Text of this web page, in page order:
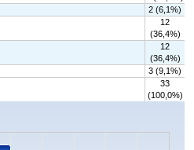
2 (6,1%)
12
(36,4%)
12
(36,4%)
3 (9,1%)
33
(100,0%)
Data ranges from 2 to 12.